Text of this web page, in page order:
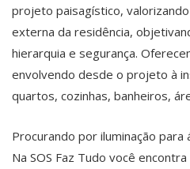
projeto paisagístico,
externa da residência,
hierarquia e segurança.
envolvendo desde o projeto à
quartos, cozinhas, banheiros,
Procurando por iluminação
Na SOS Faz Tudo você